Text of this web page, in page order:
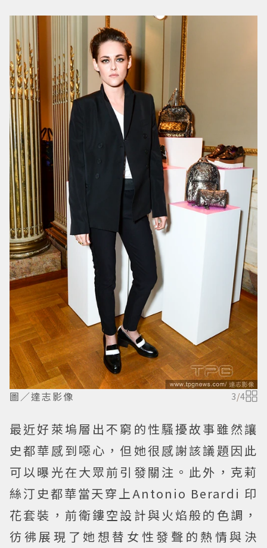
圖／達志影像 3/4
最近好萊塢層出不窮的性騷擾故事雖然讓
史都華感到噁心，但她很感謝該議題因此
可以曝光在大眾前引發關注。此外，克莉
絲汀史都華當天穿上Antonio Berardi 印
花套裝，前衛鏤空設計與火焰般的色調，
彷彿展現了她想替女性發聲的熱情與決